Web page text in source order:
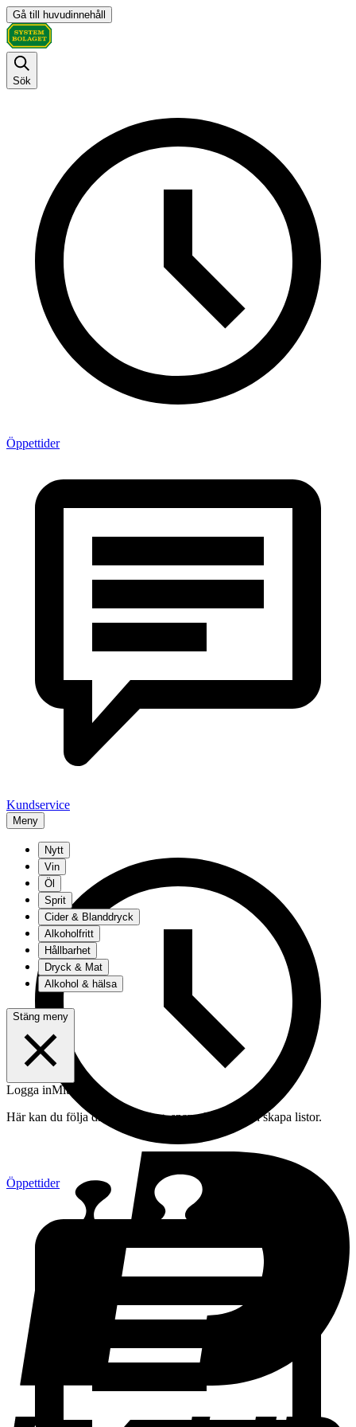
Gå till huvudinnehåll
Sök
Öppettider
Kundservice
Meny
Öppettider
Nytt
Vin
Öl
Sprit
Cider & Blanddryck
Alkoholfritt
Hållbarhet
Dryck & Mat
Alkohol & hälsa
Stäng meny
Logga inMitt konto
Här kan du följa din beställning, spara drycker och skapa listor.